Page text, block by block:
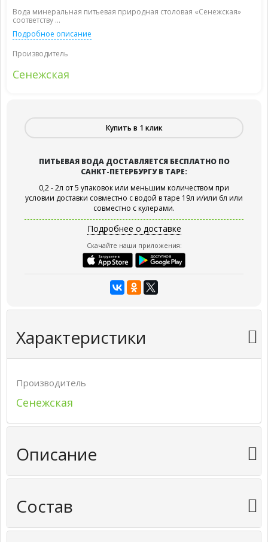
Вода минеральная питьевая природная столовая «Сенежская»
соответству ...
Подробное описание
Производитель
Сенежская
Купить в 1 клик
ПИТЬЕВАЯ ВОДА ДОСТАВЛЯЕТСЯ БЕСПЛАТНО ПО
САНКТ-ПЕТЕРБУРГУ В ТАРЕ:
0,2 - 2л от 5 упаковок или меньшим количеством при
условии доставки совместно с водой в таре 19л и/или 6л или
совместно с кулерами.
Подробнее о доставке
Скачайте наши приложения:
Характеристики
Производитель
Сенежская
Описание
Состав